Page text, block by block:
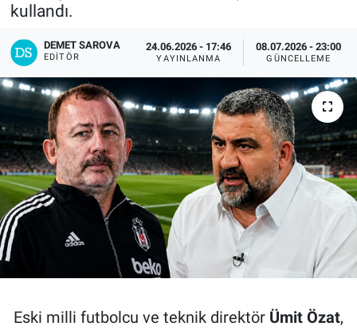
kullandı.
DEMET SAROVA
EDITÖR
24.06.2026 - 17:46
YAYINLANMA
08.07.2026 - 23:00
GÜNCELLEME
Eski milli futbolcu ve teknik direktör Ümit Özat,
MANŞET
RESMİ İLANLAR
İLAN
Bize ulaşın
İletişim/Künye
Yaşam
Gözden Kaçmasın